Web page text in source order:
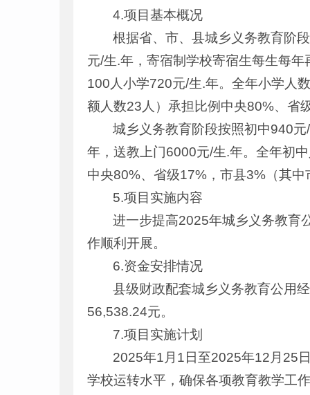
4.项目基本概况
根据省、市、县城乡义务教育阶
元/生.年，寄宿制学校寄宿生每生每
100人小学720元/生.年。全年小学人
额人数23人）承担比例中央80%、省
城乡义务教育阶段按照初中940
年，送教上门6000元/生.年。全年初
中央80%、省级17%，市县3%（其
5.项目实施内容
进一步提高2025年城乡义务教育
作顺利开展。
6.资金安排情况
县级财政配套城乡义务教育公用
56,538.24元。
7.项目实施计划
2025年1月1日至2025年12月25
学校运转水平，确保各项教育教学工